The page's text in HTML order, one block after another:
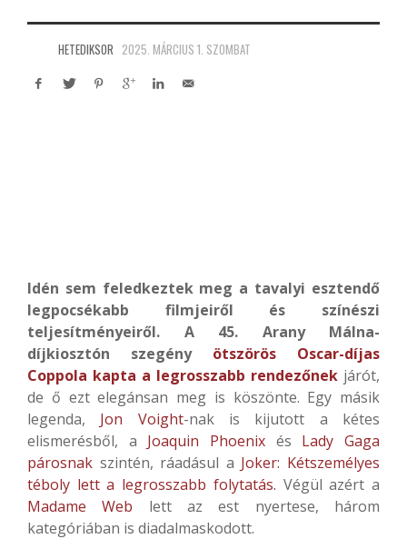
HETEDIKSOR 2025. MÁRCIUS 1. SZOMBAT
Idén sem feledkeztek meg a tavalyi esztendő
legpocsékabb filmjeiről és színészi
teljesítményeiről. A 45. Arany Málna-
díjkiosztón szegény ötszörös Oscar-díjas
Coppola kapta a legrosszabb rendezőnek járót,
de ő ezt elegánsan meg is köszönte. Egy másik
legenda, Jon Voight-nak is kijutott a kétes
elismerésből, a Joaquin Phoenix és Lady Gaga
párosnak szintén, ráadásul a Joker: Kétszemélyes
téboly lett a legrosszabb folytatás. Végül azért a
Madame Web lett az est nyertese, három
kategóriában is diadalmaskodott.